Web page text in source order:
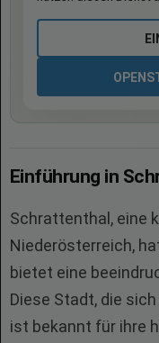
Einführung in
Schrattenthal, eine
Niederösterreich,
bietet eine
Diese Stadt, die
ist bekannt für ihre